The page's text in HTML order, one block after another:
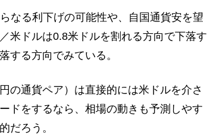
なる利下げの可能性や、自国通貨安を望
米ドルは0.8米ドルを割れる方向で下落す
する方向でみている。
の通貨ペア）は直接的には米ドルを介さ
ドをするなら、相場の動きも予測しやす
だろう。